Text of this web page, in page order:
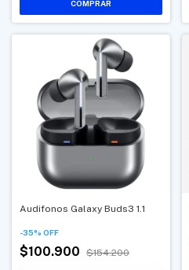
Audifonos Galaxy Buds3 1.1
-35% OFF
$100.900 $154.200